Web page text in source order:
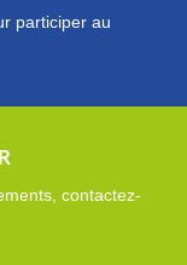
participer au
contactez-